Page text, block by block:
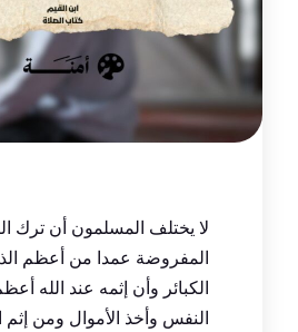
لا يختلف المسلمون أن ترك
المفروضة عمدا من أعظم
الكبائر وأن إثمه عند الله
النفس وأخذ الأموال ومن إثم